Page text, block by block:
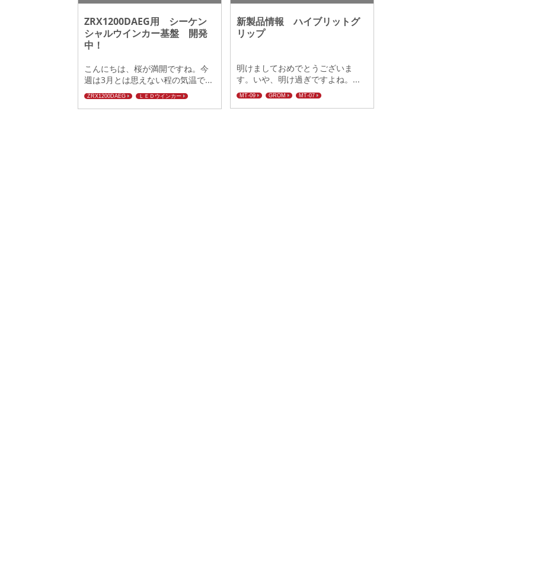
ZRX1200DAEG用 シーケン
シャルウインカー基盤 開発
中！
こんにちは、桜が満開ですね。今
週は3月とは思えない程の気温で...
ZRX1200DAEG
ＬＥＤウインカー
新製品情報 ハイブリットグ
リップ
明けましておめでとうございま
す。いや、明け過ぎですよね。...
MT-09 GROM
MT-07